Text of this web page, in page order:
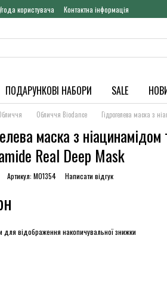
користувача Контактна інформація
ПОДАРУНКОВІ НАБОРИ SALE
Обличчя Biodance Гідрогелева маска з
маска з
Real Deep Mask
Артикул: M01354 Написати відгук
для відображення накопичувальної знижки